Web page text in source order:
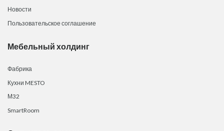
Новости
Пользовательское соглашение
Мебельный холдинг
Фабрика
Кухни MESTO
М32
SmartRoom